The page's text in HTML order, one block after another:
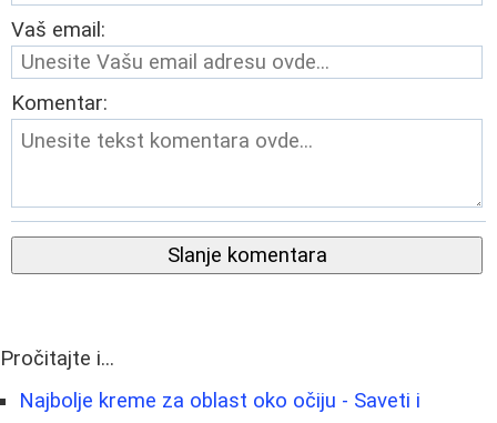
Vaš email:
Komentar:
Slanje komentara
Pročitajte i...
Najbolje kreme za oblast oko očiju - Saveti i